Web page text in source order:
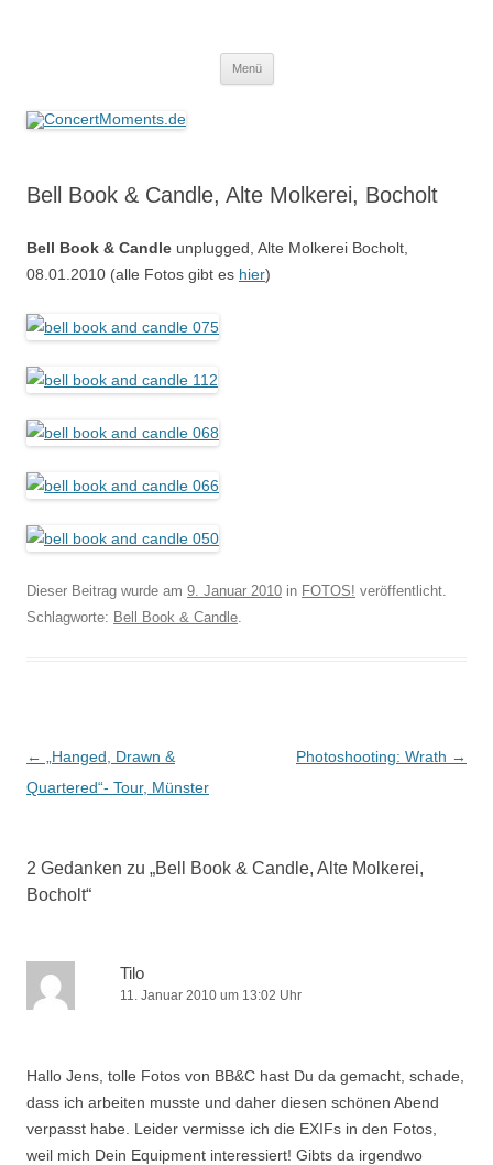
Menü
Bell Book & Candle, Alte Molkerei, Bocholt
Bell Book & Candle unplugged, Alte Molkerei Bocholt,
08.01.2010 (alle Fotos gibt es hier)
Dieser Beitrag wurde am 9. Januar 2010 in FOTOS! veröffentlicht.
Schlagworte: Bell Book & Candle.
Beitragsnavigation
←
„Hanged, Drawn &
Quartered“- Tour, Münster
Photoshooting: Wrath →
2 Gedanken zu „Bell Book & Candle, Alte Molkerei,
Bocholt“
Tilo
11. Januar 2010 um 13:02 Uhr
Hallo Jens, tolle Fotos von BB&C hast Du da gemacht, schade,
dass ich arbeiten musste und daher diesen schönen Abend
verpasst habe. Leider vermisse ich die EXIFs in den Fotos,
weil mich Dein Equipment interessiert! Gibts da irgendwo